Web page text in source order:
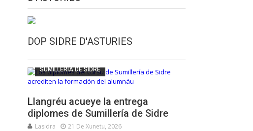
DOP SIDRE D'ASTURIES
ESCUELA DE SUMILLERÍA DE LA SIDRE
SUMILLERÍA DE SIDRE
Llangréu acueye la entrega
diplomes de Sumillería de Sidre
Lasidra 21 De Xunetu, 2026